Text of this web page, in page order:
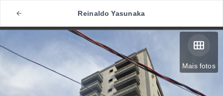
Reinaldo Yasunaka
Mais fotos